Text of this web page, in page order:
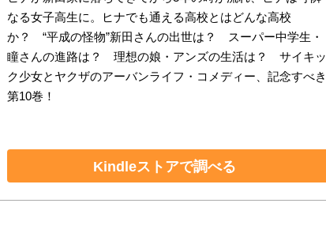
なる女子高生に。ヒナでも通える高校とはどんな高校
か？ “平成の怪物”新田さんの出世は？ スーパー中学生・
瞳さんの進路は？ 理想の娘・アンズの生活は？ サイキッ
ク少女とヤクザのアーバンライフ・コメディー、記念すべき
第10巻！
Kindleストアで調べる